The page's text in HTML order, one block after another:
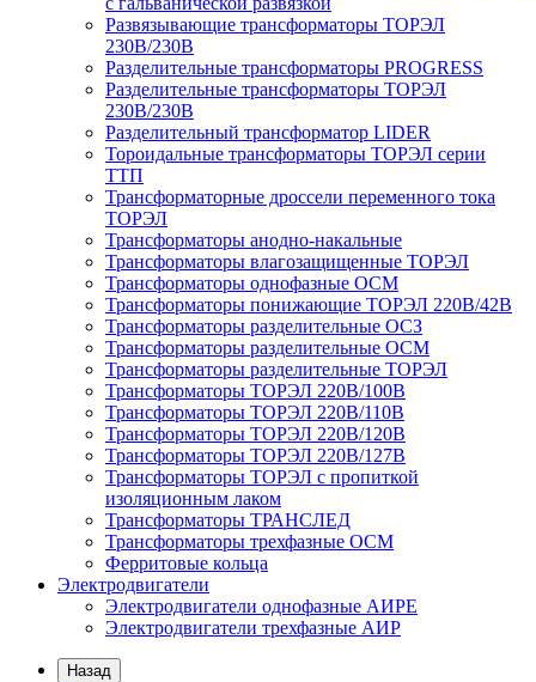
Развязывающие трансформаторы ТОРЭЛ
230В/230В
Разделительные трансформаторы PROGRESS
Разделительные трансформаторы ТОРЭЛ
230В/230В
Разделительный трансформатор LIDER
Тороидальные трансформаторы ТОРЭЛ серии
ТТП
Трансформаторные дроссели переменного тока
ТОРЭЛ
Трансформаторы анодно-накальные
Трансформаторы влагозащищенные ТОРЭЛ
Трансформаторы однофазные ОСМ
Трансформаторы понижающие ТОРЭЛ 220В/42В
Трансформаторы разделительные ОСЗ
Трансформаторы разделительные ОСМ
Трансформаторы разделительные ТОРЭЛ
Трансформаторы ТОРЭЛ 220В/100В
Трансформаторы ТОРЭЛ 220В/110В
Трансформаторы ТОРЭЛ 220В/120В
Трансформаторы ТОРЭЛ 220В/127В
Трансформаторы ТОРЭЛ с пропиткой
изоляционным лаком
Трансформаторы ТРАНСЛЕД
Трансформаторы трехфазные ОСМ
Ферритовые кольца
Электродвигатели
Электродвигатели однофазные АИРЕ
Электродвигатели трехфазные АИР
Назад